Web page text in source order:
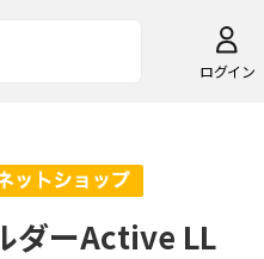
ログイン
ダーActive LL